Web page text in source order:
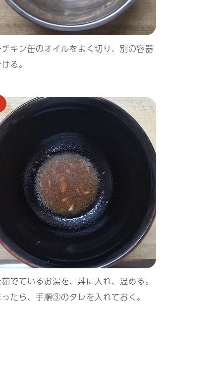
チキン缶のオイルをよく切り、別の容器
る。
でているお湯を、丼に入れ、温める。
たら、手順③のタレを入れておく。